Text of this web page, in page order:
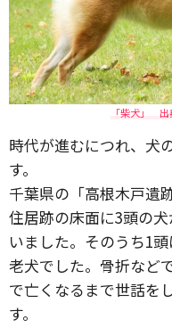
「柴犬」
時代が進むにつれ、犬
す。
千葉県の「高根木戸遺
住居跡の床面に3頭の
いました。そのうち1
老犬でした。骨折など
で亡くなるまで世話を
す。